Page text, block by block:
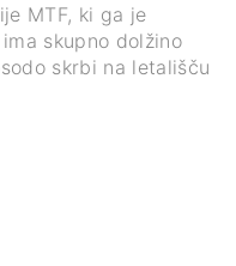
MTF, ki ga je
skupno dolžino
skrbi na letališču